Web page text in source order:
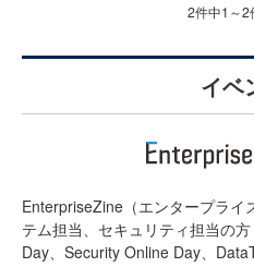
2件中1～2
イベ
EnterpriseZine（エンタープライ
テム担当、セキュリティ担当の
Day、Security Online Day、